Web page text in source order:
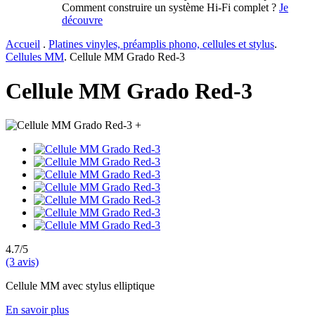
Comment construire un système Hi-Fi complet ? Je
découvre
Accueil . Platines vinyles, préamplis phono, cellules et stylus.
Cellules MM. Cellule MM Grado Red-3
Cellule MM Grado Red-3
+
4.7/5
(3 avis)
Cellule MM avec stylus elliptique
En savoir plus